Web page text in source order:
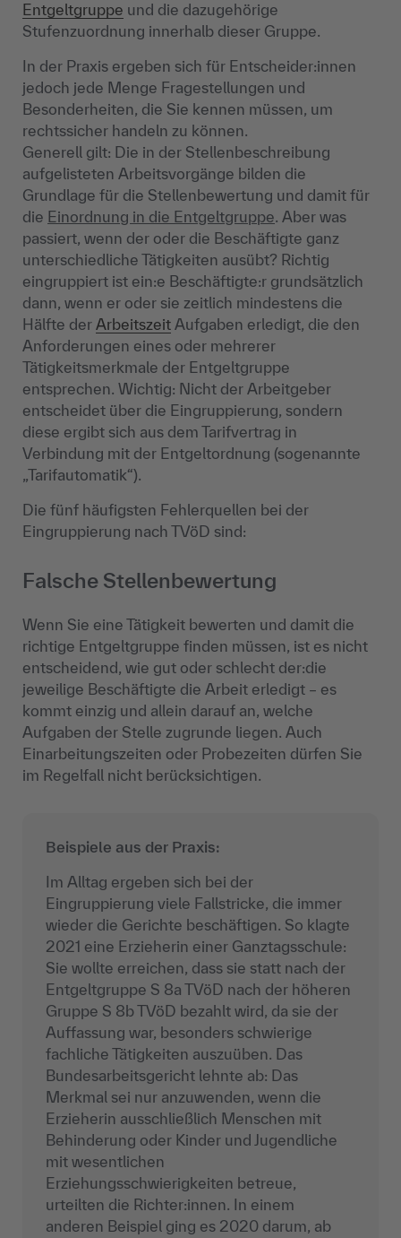
Entgeltgruppe und die dazugehörige
Stufenzuordnung innerhalb dieser Gruppe.
In der Praxis ergeben sich für Entscheider:innen
jedoch jede Menge Fragestellungen und
Besonderheiten, die Sie kennen müssen, um
rechtssicher handeln zu können.
Generell gilt: Die in der Stellenbeschreibung
aufgelisteten Arbeitsvorgänge bilden die
Grundlage für die Stellenbewertung und damit für
die Einordnung in die Entgeltgruppe. Aber was
passiert, wenn der oder die Beschäftigte ganz
unterschiedliche Tätigkeiten ausübt? Richtig
eingruppiert ist ein:e Beschäftigte:r grundsätzlich
dann, wenn er oder sie zeitlich mindestens die
Hälfte der Arbeitszeit Aufgaben erledigt, die den
Anforderungen eines oder mehrerer
Tätigkeitsmerkmale der Entgeltgruppe
entsprechen. Wichtig: Nicht der Arbeitgeber
entscheidet über die Eingruppierung, sondern
diese ergibt sich aus dem Tarifvertrag in
Verbindung mit der Entgeltordnung (sogenannte
„Tarifautomatik“).
Die fünf häufigsten Fehlerquellen bei der
Eingruppierung nach TVöD sind:
Falsche Stellenbewertung
Wenn Sie eine Tätigkeit bewerten und damit die
richtige Entgeltgruppe finden müssen, ist es nicht
entscheidend, wie gut oder schlecht der:die
jeweilige Beschäftigte die Arbeit erledigt – es
kommt einzig und allein darauf an, welche
Aufgaben der Stelle zugrunde liegen. Auch
Einarbeitungszeiten oder Probezeiten dürfen Sie
im Regelfall nicht berücksichtigen.
Beispiele aus der Praxis:
Im Alltag ergeben sich bei der
Eingruppierung viele Fallstricke, die immer
wieder die Gerichte beschäftigen. So klagte
2021 eine Erzieherin einer Ganztagsschule:
Sie wollte erreichen, dass sie statt nach der
Entgeltgruppe S 8a TVöD nach der höheren
Gruppe S 8b TVöD bezahlt wird, da sie der
Auffassung war, besonders schwierige
fachliche Tätigkeiten auszuüben. Das
Bundesarbeitsgericht lehnte ab: Das
Merkmal sei nur anzuwenden, wenn die
Erzieherin ausschließlich Menschen mit
Behinderung oder Kinder und Jugendliche
mit wesentlichen
Erziehungsschwierigkeiten betreue,
urteilten die Richter:innen. In einem
anderen Beispiel ging es 2020 darum, ab